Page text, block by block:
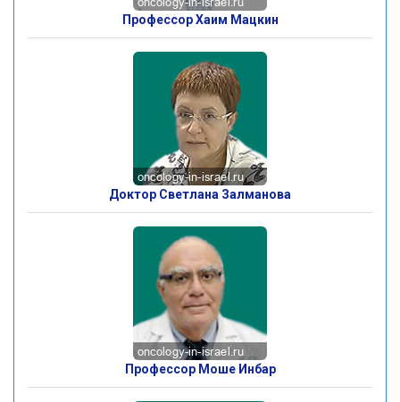
Профессор Хаим Мацкин
Доктор Светлана Залманова
Профессор Моше Инбар